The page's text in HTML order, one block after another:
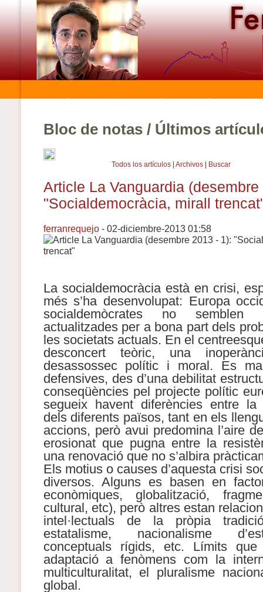
Bloc de notas / Últimos
Todos los artículos Archivos Buscar
Article La Vanguardia (desembre
"Socialdemocràcia, mirall
ferranrequejo- 02-diciembre-2013 01:58
La socialdemocràcia està en crisi,
més s’ha desenvolupat: Europa
socialdemòcrates no semblen
actualitzades per a bona part dels
les societats actuals. En el
desconcert teòric, una
desassossec polític i moral. Es
defensives, des d’una debilitat
conseqüències pel projecte polític
segueix havent diferències entre la
dels diferents països, tant en els
accions, però avui predomina l’aire
erosionat que pugna entre la
una renovació que no s’albira
Els motius o causes d’aquesta crisi
diversos. Alguns es basen en
econòmiques, globalització,
cultural, etc), però altres estan
intel·lectuals de la pròpia
estatalisme, nacionalisme
conceptuals rígids, etc. Límits
adaptació a fenòmens com la
multiculturalitat, el pluralisme
global.